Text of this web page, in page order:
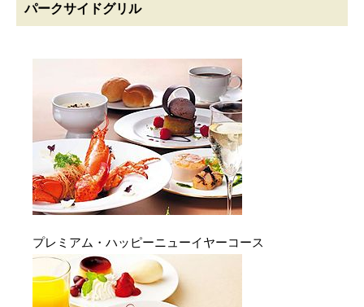
パークサイドグリル
プレミアム・ハッピーニューイヤーコース